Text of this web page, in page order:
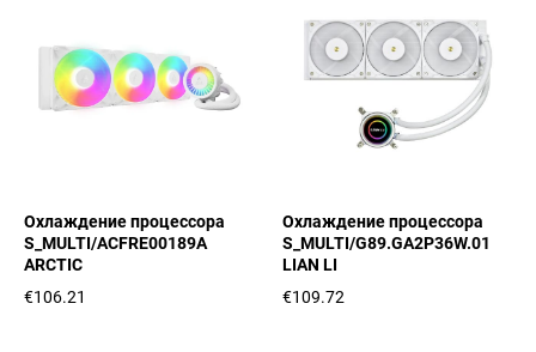
Охлаждение процессора
S_MULTI/ACFRE00189A
ARCTIC
€106.21
Охлаждение процессора
S_MULTI/G89.GA2P36W.01
LIAN LI
€109.72